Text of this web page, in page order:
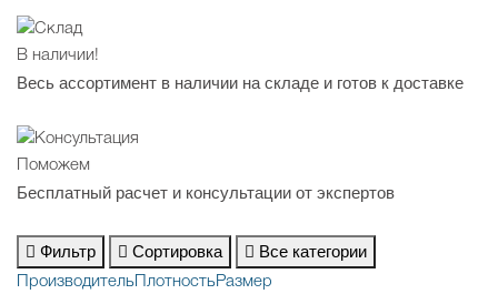
В наличии!
Весь ассортимент в наличии на складе и готов к доставке
Поможем
Бесплатный расчет и консультации от экспертов
Фильтр Сортировка Все категории
Производитель ПлотностьРазмер